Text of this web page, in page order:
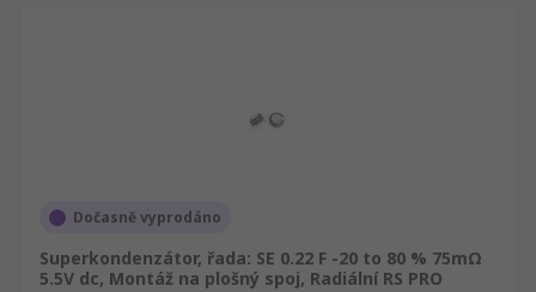
Dočasně vyprodáno
Superkondenzátor, řada: SE 0.22 F -20 to 80 % 75mΩ
5.5V dc, Montáž na plošný spoj, Radiální RS PRO